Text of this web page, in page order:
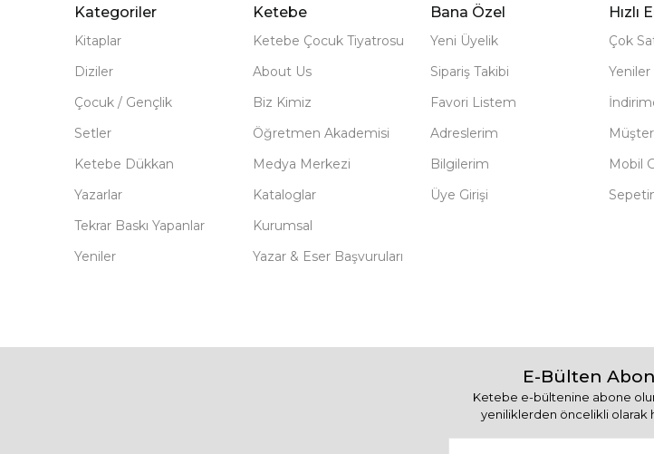
Kategoriler
Kitaplar
Diziler
Çocuk / Gençlik
Setler
Ketebe Dükkan
Yazarlar
Tekrar Baskı Yapanlar
Yeniler
Ketebe
Ketebe Çocuk Tiyatrosu
About Us
Biz Kimiz
Öğretmen Akademisi
Medya Merkezi
Kataloglar
Kurumsal
Yazar & Eser Başvuruları
Bana Özel
Yeni Üyelik
Sipariş Takibi
Favori Listem
Adreslerim
Bilgilerim
Üye Girişi
Hızlı
Çok
Yeniler
Mobil
E-Bülten
Ketebe e-bültenine abone
yeniliklerden öncelikli olarak